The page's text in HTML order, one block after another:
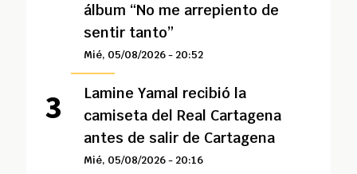
álbum “No me arrepiento de
sentir tanto”
Mié, 05/08/2026 - 20:52
Lamine Yamal recibió la
camiseta del Real Cartagena
antes de salir de Cartagena
Mié, 05/08/2026 - 20:16